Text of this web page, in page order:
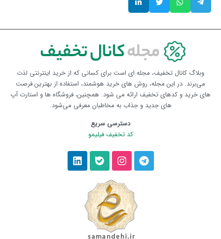
وبلاگ کانال تخفیف، مجله ای است برای کسانی که از خرید اینترنتی لذت
می‌برند. در این مجله، روش های خرید هوشمند، استفاده از بهترین فرصت
های خرید و کدهای تخفیف ارائه می شود. همچنین، فروشگاه ها و استارت آپ
های جدید و جذاب به مخاطبان معرفی می‌شود.
دسترسی سریع
کد تخفیف فیلیمو